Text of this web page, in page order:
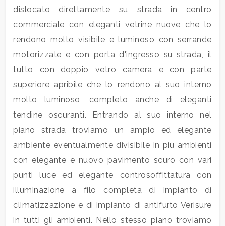
dislocato direttamente su strada in centro
commerciale con eleganti vetrine nuove che lo
rendono molto visibile e luminoso con serrande
motorizzate e con porta d'ingresso su strada, il
tutto con doppio vetro camera e con parte
superiore apribile che lo rendono al suo interno
molto luminoso, completo anche di eleganti
tendine oscuranti. Entrando al suo interno nel
piano strada troviamo un ampio ed elegante
ambiente eventualmente divisibile in più ambienti
con elegante e nuovo pavimento scuro con vari
punti luce ed elegante controsoffittatura con
illuminazione a filo completa di impianto di
climatizzazione e di impianto di antifurto Verisure
in tutti gli ambienti. Nello stesso piano troviamo
Industriali
Terreni
Prezzo